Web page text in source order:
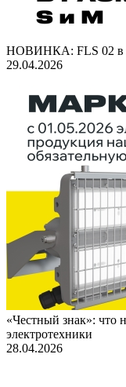
НОВИНКА: FLS 02 в
29.04.2026
«Честный знак»: что
электротехники
28.04.2026